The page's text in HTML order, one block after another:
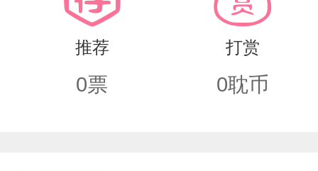
推荐
0票
打赏
0耽币